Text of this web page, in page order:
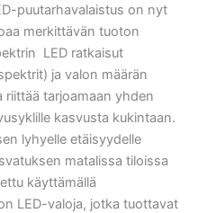
puutarhavalaistus on nyt
merkittävän tuoton
LED ratkaisut
ja valon määrän
riittää tarjoamaan yhden
kasvusta kukintaan.
lyhyelle etäisyydelle
matalissa tiloissa
käyttämällä
LED-valoja, jotka tuottavat